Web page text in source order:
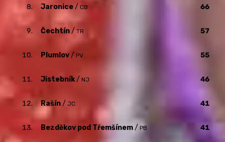
8. Jaronice/ CB 66
9. Čechtín/TR 57
10. Plumlov/ PV 55
11. Jistebník/ NJ 46
12. Rašín/ JC 41
13. Bezděkov pod Třemšínem/ PB 41